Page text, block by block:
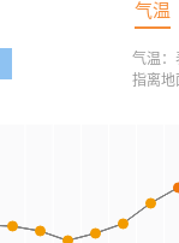
气温
气温：
指离地